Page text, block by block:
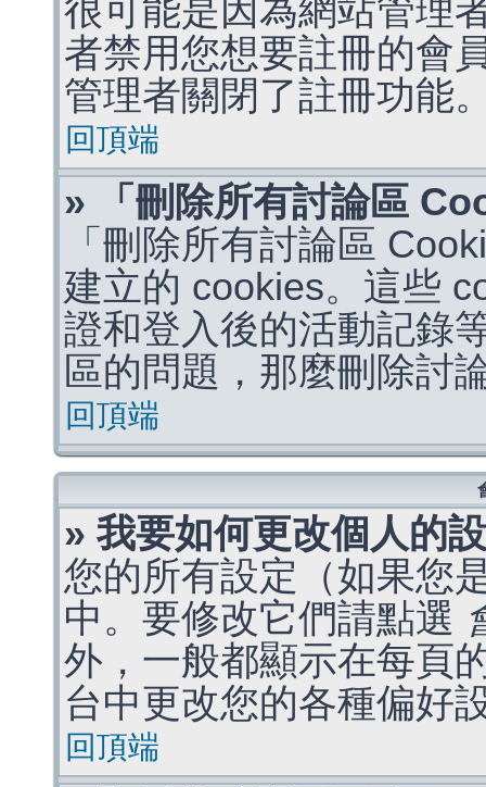
很可能是因為網站管理
者禁用您想要註冊的會
管理者關閉了註冊功能
回頂端
» 「刪除所有討論區
「刪除所有討論區
建立的 cookies。這些
證和登入後的活動記錄
區的問題，那麼刪除討
回頂端
» 我要如何更改個人的
您的所有設定（如果您
中。要修改它們請點選
外，一般都顯示在每頁
台中更改您的各種偏好
回頂端